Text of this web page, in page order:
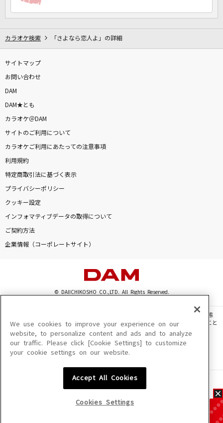
カラオケをもっと楽しもう！
カラオケ検索 「さよなら恋人よ」の詳細
サイトマップ
お問い合わせ
DAM
DAM★とも
カラオケ＠DAM
サイトのご利用について
カラオケご利用にあたっての注意事項
利用規約
特定商取引法に基づく表示
プライバシーポリシー
クッキー設定
インフォマティブデータの取得について
ご契約方法
企業情報（コーポレートサイト）
© DAIICHIKOSHO CO.,LTD. All Rights Reserved.
このサイトに掲載されている一切の文章・画像・写真・動画・音声等を、手段や形態
を問わず、著作権法の定める範囲を超えて無断で複製、転載、ファイル化などすること
を禁じます。
楽曲及びコンテンツは、機種によりご利用いただけない場合があります。
楽曲及びコンテンツの配信日、配信内容が変更になる場合があります。
We use cookies to improve your experience on our
website, to personalize content and ads and to analyze
our traffic. Please click [Cookie Settings] to customize
your cookie settings on our website.
Accept All Cookies
Cookies Settings